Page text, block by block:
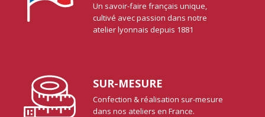
Un savoir-faire français unique,
cultivé avec passion dans notre
atelier lyonnais depuis 1881
SUR-MESURE
Confection & réalisation sur-mesure
dans nos ateliers en France.